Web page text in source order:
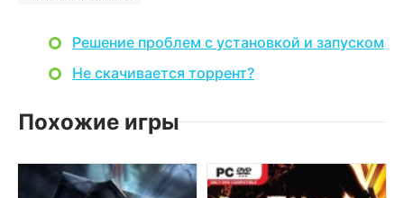
Решение проблем с установкой и запуском
Не скачивается торрент?
Похожие игры